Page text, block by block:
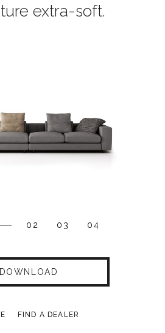
extra-soft.
02 03 04
DOWNLOAD
FIND A DEALER